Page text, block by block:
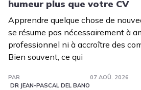
humeur plus que votre CV
Apprendre quelque chose de
se résume pas nécessairement à
professionnel ni à accroître des
Bien souvent, ce qui
PAR
DR JEAN-PASCAL DEL BANO
07 AOÛ. 2026